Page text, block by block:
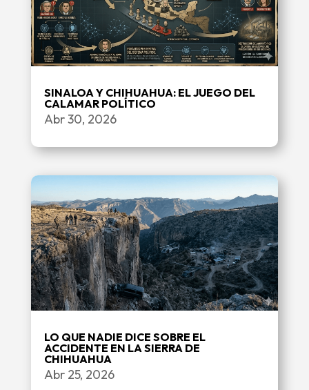
SINALOA Y CHIHUAHUA: EL JUEGO DEL
CALAMAR POLÍTICO
Abr 30, 2026
LO QUE NADIE DICE SOBRE EL
ACCIDENTE EN LA SIERRA DE
CHIHUAHUA
Abr 25, 2026